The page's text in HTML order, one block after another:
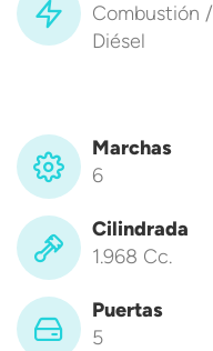
Combustión /
Diésel
Marchas
6
Cilindrada
1.968 Cc.
Puertas
5